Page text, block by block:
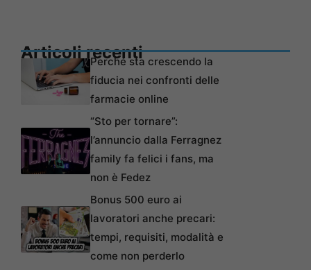
Articoli recentiPerché sta crescendo la
fiducia nei confronti delle
farmacie online
“Sto per tornare”:
l’annuncio dalla Ferragnez
family fa felici i fans, ma
non è Fedez
Bonus 500 euro ai
lavoratori anche precari:
tempi, requisiti, modalità e
come non perderlo